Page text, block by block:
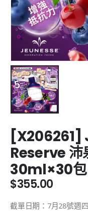
[X206261]
Reserve 沛
30ml×30包
$355.00
截單日期：7月28號週四